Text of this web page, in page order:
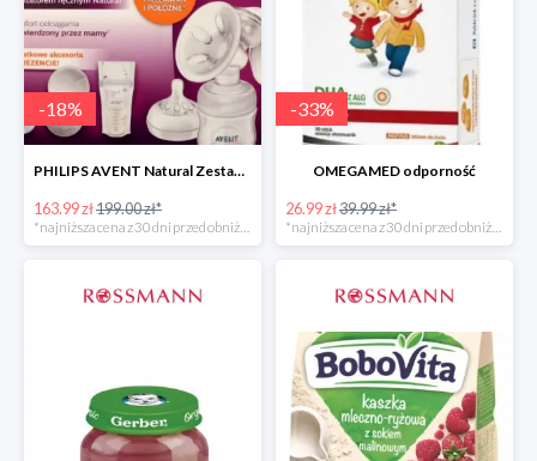
-18%
PHILIPS AVENT Natural Zestaw Startowy
163.99 zł199.00 zł*
*najniższa cena z 30 dni przed obniżką
-33%
OMEGAMED odporność
26.99 zł39.99 zł*
*najniższa cena z 30 dni przed obniżką